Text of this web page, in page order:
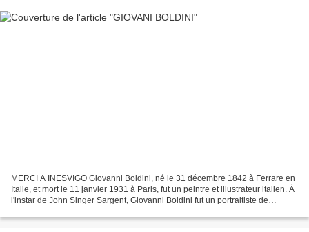
MERCI A INESVIGO Giovanni Boldini, né le 31 décembre 1842 à Ferrare en
Italie, et mort le 11 janvier 1931 à Paris, fut un peintre et illustrateur italien. À
l'instar de John Singer Sargent, Giovanni Boldini fut un portraitiste de